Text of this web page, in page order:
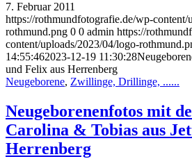
7. Februar 2011
https://rothmundfotografie.de/wp-content/
rothmund.png 0 0 admin https://
content/uploads/2023/04/logo-
14:55:462023-12-19 11:30:28
und Felix aus Herrenberg
Neugeborene, Zwillinge, Drillinge, ......
Neugeborenenfotos mit
Carolina & Tobias aus
Herrenberg